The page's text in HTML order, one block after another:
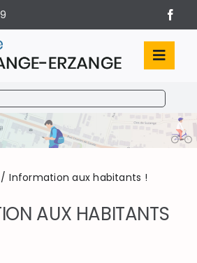
ERZANGE
Information aux habitants !
AUX HABITANTS